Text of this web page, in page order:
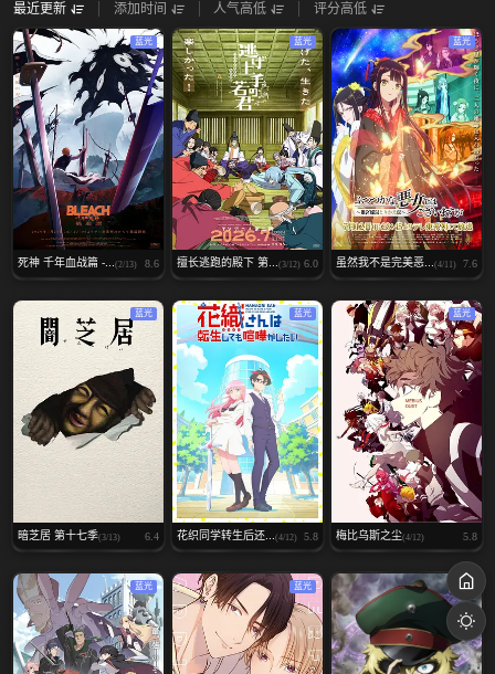
最近更新 添加时间 人气高低 评分高低
蓝光
死神 千年血战篇 -...(2/13) 8.6
蓝光
擅长逃跑的殿下 第...(3/12) 6.0
蓝光
虽然我不是完美恶...(4/11) 7.6
蓝光
暗芝居 第十七季(3/13) 6.4
蓝光
花织同学转生后还... (4/12) 5.8
蓝光
梅比乌斯之尘(4/12) 5.8
蓝光 蓝光 蓝光